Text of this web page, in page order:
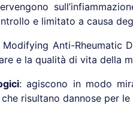
e limitato a causa
Anti-Rheumatic
e la qualità di vita della
: agiscono in modo
risultano dannose per